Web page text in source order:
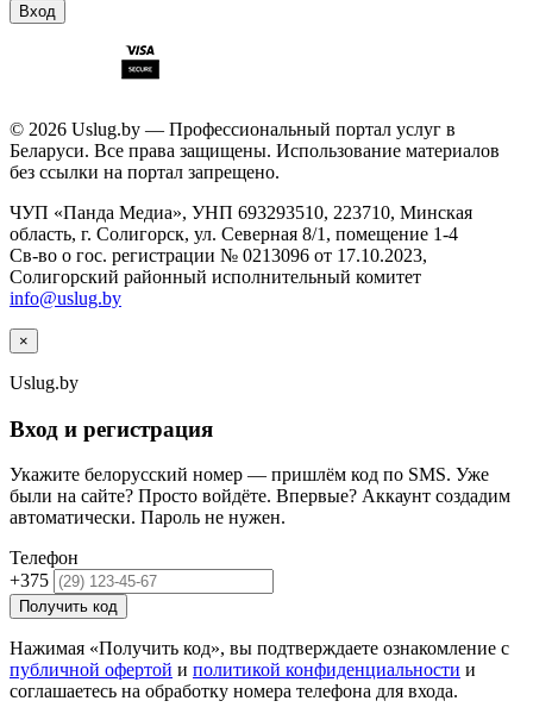
Вход
© 2026 Uslug.by — Профессиональный портал услуг в
Беларуси. Все права защищены. Использование материалов
без ссылки на портал запрещено.
ЧУП «Панда Медиа», УНП 693293510, 223710, Минская
область, г. Солигорск, ул. Северная 8/1, помещение 1-4
Св-во о гос. регистрации № 0213096 от 17.10.2023,
Солигорский районный исполнительный комитет
info@uslug.by
×
Uslug.by
Вход и регистрация
Укажите белорусский номер — пришлём код по SMS. Уже
были на сайте? Просто войдёте. Впервые? Аккаунт создадим
автоматически. Пароль не нужен.
Телефон
+375
Получить код
Нажимая «Получить код», вы подтверждаете ознакомление с
публичной офертой и политикой конфиденциальности и
соглашаетесь на обработку номера телефона для входа.